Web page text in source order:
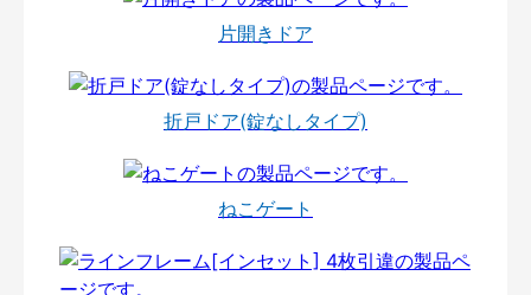
片開きドア
折戸ドア(錠なしタイプ)
ねこゲート